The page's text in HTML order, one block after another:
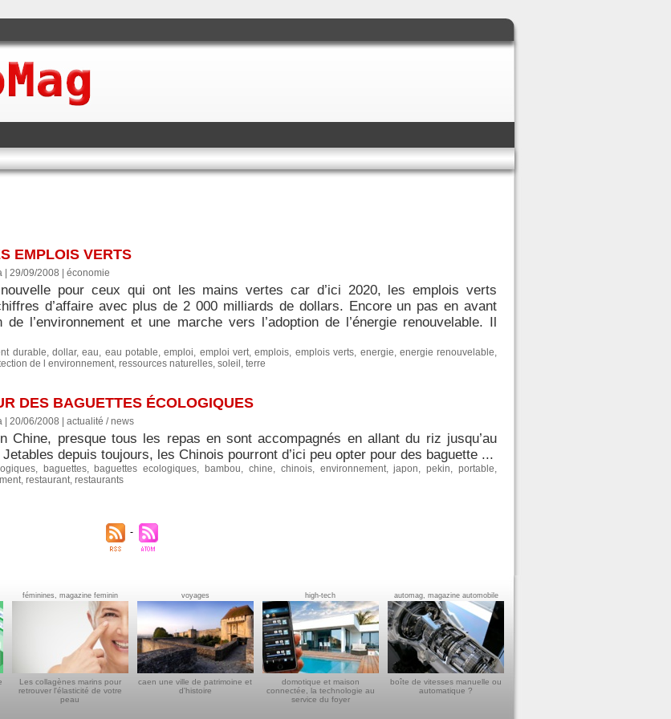
EMPLOIS VERTS
| 29/09/2008 économie
nouvelle pour ceux qui ont les mains vertes car d’ici 2020, les emplois verts
d’affaire avec plus de 2 000 milliards de dollars. Encore un pas en avant
l’environnement et une marche vers l’adoption de l’énergie renouvelable. Il
durable,dollar,eau, eau potable,emploi, emploi vert,emplois, emplois verts, energie, energie renouvelable,
de l environnement, ressources naturelles, soleil , terre
DES BAGUETTES ÉCOLOGIQUES
| 20/06/2008 actualité / news
Chine, presque tous les repas en sont accompagnés en allant du riz jusqu’au
depuis toujours, les Chinois pourront d’ici peu opter pour des baguette ...
, baguettes, baguettes ecologiques, bambou, chine, chinois, environnement,japon,pekin,portable,
, restaurant, restaurants
féminines, magazine feminin
Les collagènes marins pour
retrouver l'élasticité de votre
peau
voyages
caen une ville de patrimoine et
d'histoire
high-tech
domotique et maison
connectée, la technologie au
service du foyer
automag, magazine automobile
boîte de vitesses manuelle ou
automatique ?